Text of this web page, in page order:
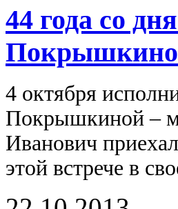
44 года со
4 октября
Покрышкиной –
Иванович
этой встрече в